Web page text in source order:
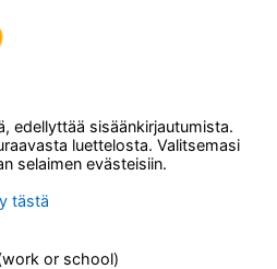
edellyttää sisäänkirjautumista.
luettelosta. Valitsemasi
selaimen evästeisiin.
tästä
or school)